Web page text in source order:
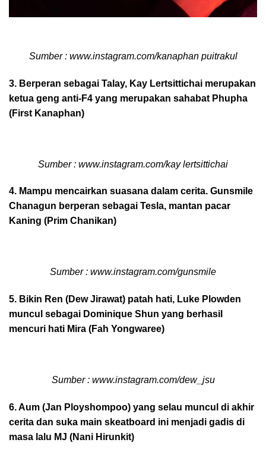
Sumber : www.instagram.com/kanaphan puitrakul
3. Berperan sebagai Talay, Kay Lertsittichai merupakan
ketua geng anti-F4 yang merupakan sahabat Phupha
(First Kanaphan)
Sumber : www.instagram.com/kay lertsittichai
4. Mampu mencairkan suasana dalam cerita. Gunsmile
Chanagun berperan sebagai Tesla, mantan pacar
Kaning (Prim Chanikan)
Sumber : www.instagram.com/gunsmile
5. Bikin Ren (Dew Jirawat) patah hati, Luke Plowden
muncul sebagai Dominique Shun yang berhasil
mencuri hati Mira (Fah Yongwaree)
Sumber : www.instagram.com/dew_jsu
6. Aum (Jan Ployshompoo) yang selau muncul di akhir
cerita dan suka main skeatboard ini menjadi gadis di
masa lalu MJ (Nani Hirunkit)